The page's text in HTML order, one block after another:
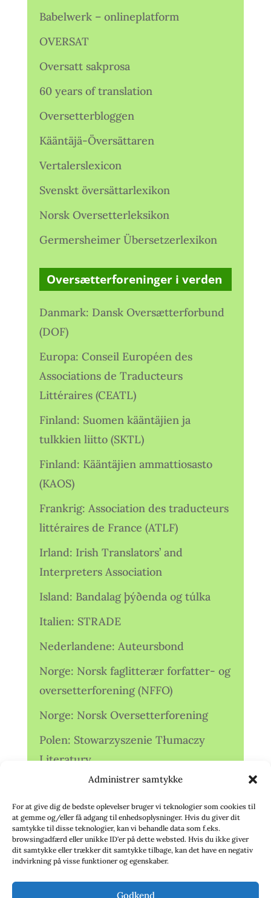
Administrer samtykke
For at give dig de bedste oplevelser bruger vi teknologier som cookies til
at gemme og/eller få adgang til enhedsoplysninger. Hvis du giver dit
samtykke til disse teknologier, kan vi behandle data som f.eks.
browsingadfærd eller unikke ID'er på dette websted. Hvis du ikke giver
dit samtykke eller trækker dit samtykke tilbage, kan det have en negativ
indvirkning på visse funktioner og egenskaber.
Godkend
Babelwerk – onlineplatform
OVERSAT
Oversatt sakprosa
60 years of translation
Oversetterbloggen
Kääntäjä-Översättaren
Vertalerslexicon
Svenskt översättarlexikon
Norsk Oversetterleksikon
Germersheimer Übersetzerlexikon
Oversætterforeninger i verden
Danmark: Dansk Oversætterforbund
(DOF)
Europa: Conseil Européen des
Associations de Traducteurs
Littéraires (CEATL)
Finland: Suomen kääntäjien ja
tulkkien liitto (SKTL)
Finland: Kääntäjien ammattiosasto
(KAOS)
Frankrig: Association des traducteurs
littéraires de France (ATLF)
Irland: Irish Translators’ and
Interpreters Association
Island: Bandalag þýðenda og túlka
Italien: STRADE
Nederlandene: Auteursbond
Norge: Norsk faglitterær forfatter- og
oversetterforening (NFFO)
Norge: Norsk Oversetterforening
Polen: Stowarzyszenie Tłumaczy
Literatury
Storbritannien: Translators
Association (TA)
Sverige: Översättarsektionen (Ö.)
Sverige: Översättarcentrum (ÖC)